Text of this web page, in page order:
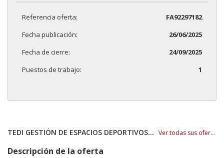
Referencia oferta:
FA92297182
Fecha publicación:
26/06/2025
Fecha de cierre:
24/09/2025
Puestos de trabajo:
1
TEDI GESTIÓN DE ESPACIOS DEPORTIVOS S.L. Ver todas sus ofertas
Descripción de la oferta